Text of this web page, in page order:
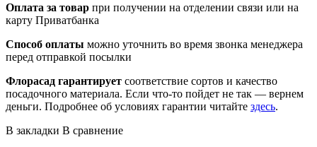
Оплата за товар при получении на отделении связи или на
карту Приватбанка
Способ оплаты можно уточнить во время звонка менеджера
перед отправкой посылки
Флорасад гарантирует соответствие сортов и качество
посадочного материала. Если что-то пойдет не так — вернем
деньги. Подробнее об условиях гарантии читайте здесь.
В закладки В сравнение